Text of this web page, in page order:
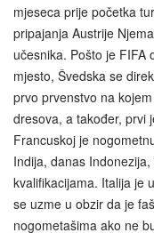
mjeseca prije početka
pripajanja Austrije
učesnika. Pošto je FIFA
mjesto, Švedska se
prvo prvenstvo na
dresova, a također, prvi
Francuskoj je
Indija, danas
kvalifikacijama. Italija je
se uzme u obzir da je
nogometašima ako ne